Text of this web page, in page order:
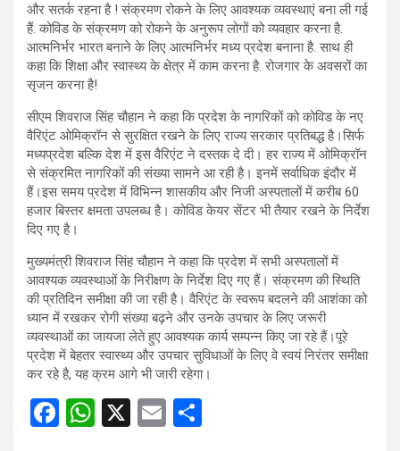
और सतर्क रहना है ! संक्रमण रोकने के लिए आवश्यक व्यवस्थाएं बना ली गई
हैं. कोविड के संक्रमण को रोकने के अनुरूप लोगों को व्यवहार करना है.
आत्मनिर्भर भारत बनाने के लिए आत्मनिर्भर मध्य प्रदेश बनाना है. साथ ही
कहा कि शिक्षा और स्वास्थ्य के क्षेत्र में काम करना है. रोजगार के अवसरों का
सृजन करना है!
सीएम शिवराज सिंह चौहान ने कहा कि प्रदेश के नागरिकों को कोविड के नए
वैरिएंट ओमिक्रॉन से सुरक्षित रखने के लिए राज्य सरकार प्रतिबद्ध है।सिर्फ
मध्यप्रदेश बल्कि देश में इस वैरिएंट ने दस्तक दे दी। हर राज्य में ओमिक्रॉन
से संक्रमित नागरिकों की संख्या सामने आ रही है। इनमें सर्वाधिक इंदौर में
हैं।इस समय प्रदेश में विभिन्न शासकीय और निजी अस्पतालों में करीब 60
हजार ‍बिस्तर क्षमता उपलब्ध है। कोविड केयर सेंटर भी तैयार रखने के निर्देश
दिए गए है।
मुख्यमंत्री शिवराज सिंह चौहान ने कहा कि प्रदेश में सभी अस्पतालों में
आवश्यक व्यवस्थाओं के निरीक्षण के निर्देश दिए गए हैं। संक्रमण की स्थिति
की प्रतिदिन समीक्षा की जा रही है। वैरिएंट के स्वरूप बदलने की आशंका को
ध्यान में रखकर रोगी संख्या बढ़ने और उनके उपचार के लिए जरूरी
व्यवस्थाओं का जायजा लेते हुए आवश्यक कार्य सम्पन्न किए जा रहे हैं।पूरे
प्रदेश में बेहतर स्वास्थ्य और उपचार सुविधाओं के लिए वे स्वयं निरंतर समीक्षा
कर रहे है, यह क्रम आगे भी जारी रहेगा।
F
W X
E